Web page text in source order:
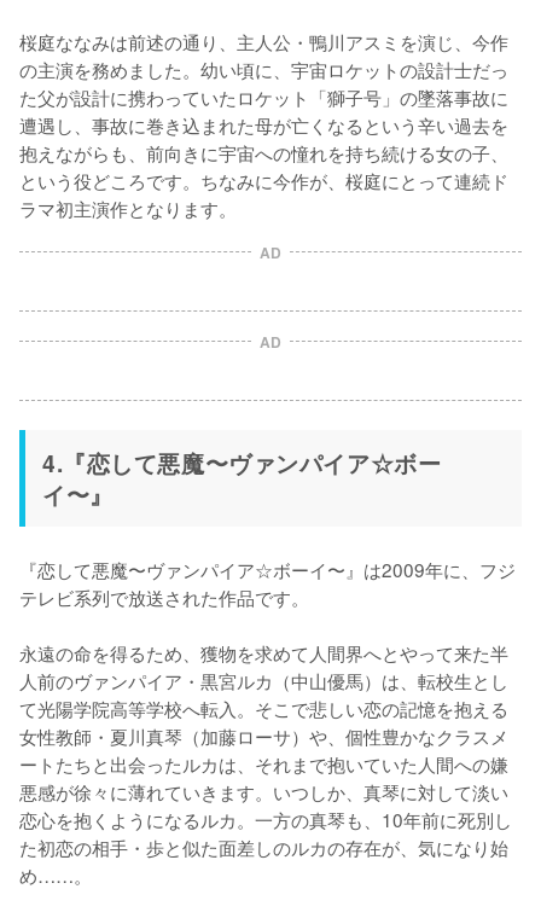
桜庭ななみは前述の通り、主人公・鴨川アスミを演じ、今作
の主演を務めました。幼い頃に、宇宙ロケットの設計士だっ
た父が設計に携わっていたロケット「獅子号」の墜落事故に
遭遇し、事故に巻き込まれた母が亡くなるという辛い過去を
抱えながらも、前向きに宇宙への憧れを持ち続ける女の子、
という役どころです。ちなみに今作が、桜庭にとって連続ド
ラマ初主演作となります。
AD
AD
4.『恋して悪魔〜ヴァンパイア☆ボー
イ〜』
『恋して悪魔〜ヴァンパイア☆ボーイ〜』は2009年に、フジ
テレビ系列で放送された作品です。
永遠の命を得るため、獲物を求めて人間界へとやって来た半
人前のヴァンパイア・黒宮ルカ（中山優馬）は、転校生とし
て光陽学院高等学校へ転入。そこで悲しい恋の記憶を抱える
女性教師・夏川真琴（加藤ローサ）や、個性豊かなクラスメ
ートたちと出会ったルカは、それまで抱いていた人間への嫌
悪感が徐々に薄れていきます。いつしか、真琴に対して淡い
恋心を抱くようになるルカ。一方の真琴も、10年前に死別し
た初恋の相手・歩と似た面差しのルカの存在が、気になり始
め……。